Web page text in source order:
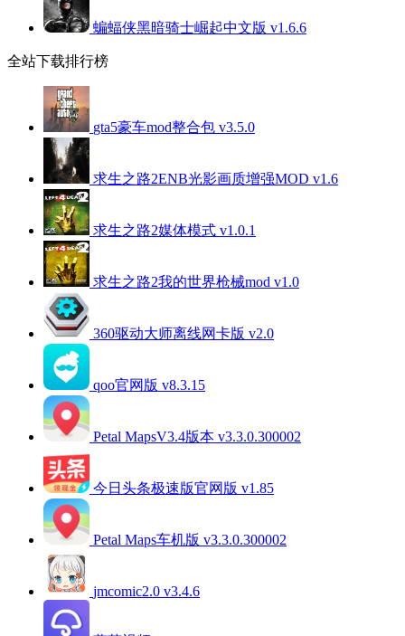
蝙蝠侠黑暗骑士崛起中文版 v1.6.6
全站下载排行榜
gta5豪车mod整合包 v3.5.0
求生之路2ENB光影画质增强MOD v1.6
求生之路2媒体模式 v1.0.1
求生之路2我的世界枪械mod v1.0
360驱动大师离线网卡版 v2.0
qoo官网版 v8.3.15
Petal MapsV3.4版本 v3.3.0.300002
今日头条极速版官网版 v1.85
Petal Maps车机版 v3.3.0.300002
jmcomic2.0 v3.4.6